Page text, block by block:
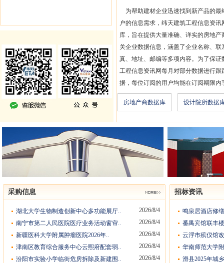
为帮助建材企业迅速找到新产品的最
户的信息需求，纬天建筑工程信息资
库，旨在提供大量准确、详实的房地
关企业数据信息，涵盖了企业名称、
真、地址、邮编等多项内容。为了保
工程信息资讯网每月对部分数据进行
据，每位订阅的用户均能在订阅期限内
房地产商数据库 设计院所数据
采购信息
湖北大学生物制造创新中心多功能展厅..
2026/8/4
南宁市第二人民医院医疗业务活动窗帘..
2026/8/4
新疆医科大学附属肿瘤医院2026年..
2026/8/4
津南区教育综合服务中心云熙府配套弱..
2026/8/4
汾阳市实验小学临街危房拆除及新建围..
2026/8/4
招标资讯
鸣泉居酒店修
番禺宾馆联丰
云浮市殡仪馆
华南师范大学
滑县2025年城